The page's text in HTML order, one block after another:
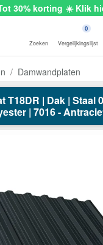
30% korting ☀️ Klik
Zoeken
0
Vergelijkingslijst
Damwandplaten
T18DR | Dak | Staal
| 7016 -